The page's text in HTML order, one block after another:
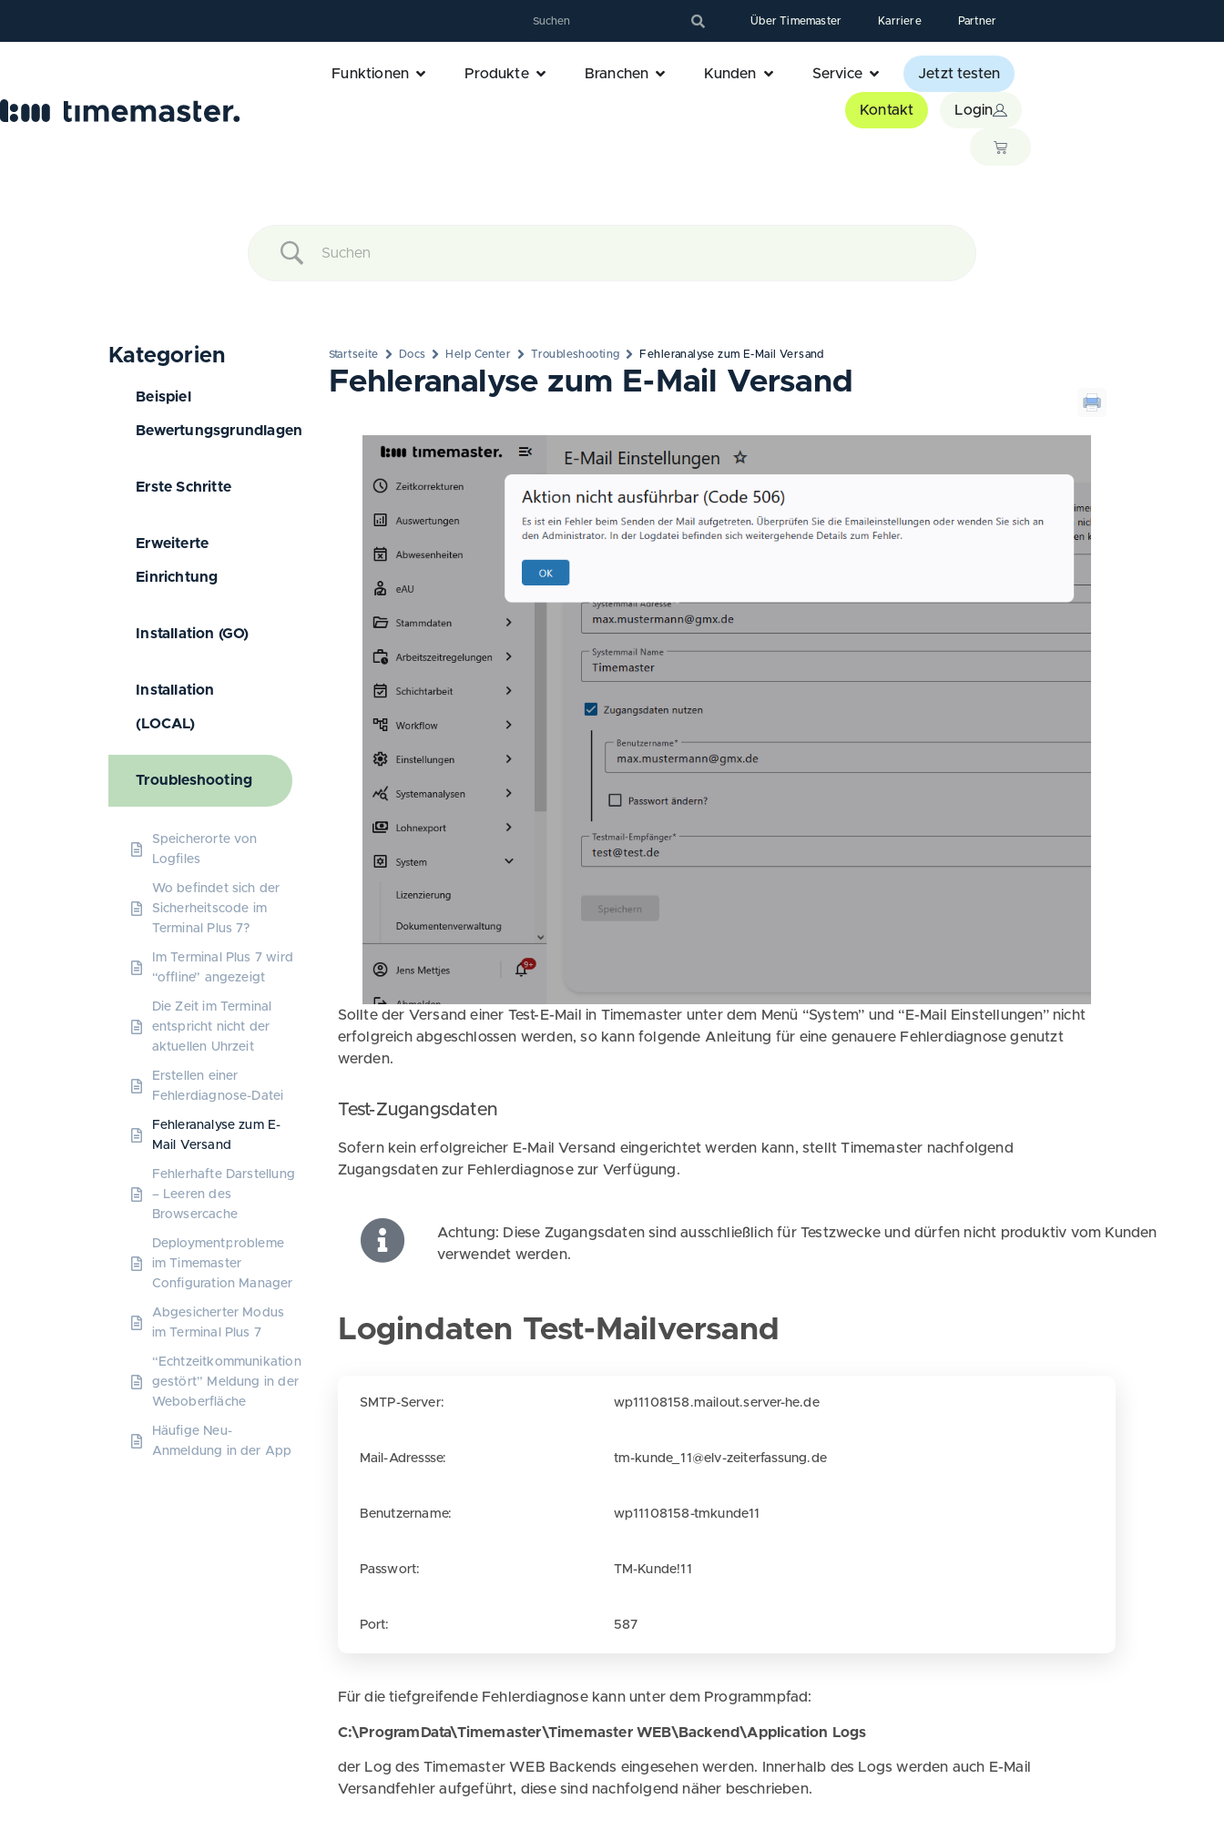
Über Timemaster Karriere Partner
Funktionen Produkte Branchen Kunden Service Jetzt testen
Kontakt Login
Kategorien
Beispiel
Bewertungsgrundlagen
Erste Schritte
Erweiterte
Einrichtung
Installation (GO)
Installation
(LOCAL)
Troubleshooting
Speicherorte von
Logfiles
Wo befindet sich der
Sicherheitscode im
Terminal Plus 7?
Im Terminal Plus 7 wird
“offline” angezeigt
Die Zeit im Terminal
entspricht nicht der
aktuellen Uhrzeit
Erstellen einer
Fehlerdiagnose-Datei
Fehleranalyse zum E-
Mail Versand
Fehlerhafte Darstellung
– Leeren des
Browsercache
Deploymentprobleme
im Timemaster
Configuration Manager
Abgesicherter Modus
im Terminal Plus 7
“Echtzeitkommunikation
gestört” Meldung in der
Weboberfläche
Häufige Neu-
Anmeldung in der App
Startseite Docs Help Center Troubleshooting Fehleranalyse zum E-Mail Versand
Fehleranalyse zum E-Mail Versand
Sollte der Versand einer Test-E-Mail in Timemaster unter dem Menü “System” und “E-Mail Einstellungen” nicht
erfolgreich abgeschlossen werden, so kann folgende Anleitung für eine genauere Fehlerdiagnose genutzt
werden.
Test-Zugangsdaten
Sofern kein erfolgreicher E-Mail Versand eingerichtet werden kann, stellt Timemaster nachfolgend
Zugangsdaten zur Fehlerdiagnose zur Verfügung.
Achtung: Diese Zugangsdaten sind ausschließlich für Testzwecke und dürfen nicht produktiv vom Kunden
verwendet werden.
Logindaten Test-Mailversand
SMTP-Server: wp11108158.mailout.server-he.de
Mail-Adressse: tm-kunde_11@elv-zeiterfassung.de
Benutzername: wp11108158-tmkunde11
Passwort: TM-Kunde!11
Port: 587
Für die tiefgreifende Fehlerdiagnose kann unter dem Programmpfad:
C:\ProgramData\Timemaster\Timemaster WEB\Backend\Application Logs
der Log des Timemaster WEB Backends eingesehen werden. Innerhalb des Logs werden auch E-Mail
Versandfehler aufgeführt, diese sind nachfolgend näher beschrieben.